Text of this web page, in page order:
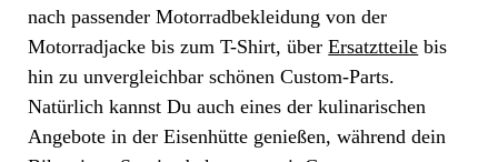
nach passender Motorradbekleidung von der
Motorradjacke bis zum T-Shirt, überErsatztteile bis
hin zu unvergleichbar schönen Custom-Parts.
Natürlich kannst Du auch eines der kulinarischen
Angebote in der Eisenhütte genießen, während dein